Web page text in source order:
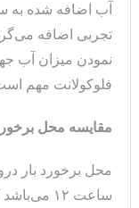
آب اضافه شده به
تجربی اضافه
نمودن میزان آب
فلوکولانت مهم
مقایسه محل برخورد
ساعت ۱۲